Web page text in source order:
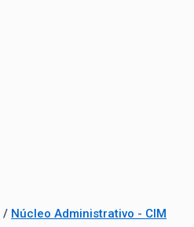
/ Núcleo Administrativo - CIM